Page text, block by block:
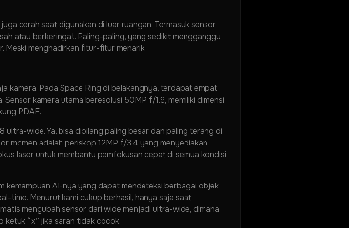
cerah saat digunakan di luar ruangan. Termasuk sensor
atau berkeringat. Paling-paling, yang sedikit mengganggu
Meski menghadirkan fitur-fitur menarik.
kamera. Pada Space Ring di belakangnya, terdapat empat
kamera utama beresolusi 50MP f/1.9, memiliki dimensi
PDAF.
wide. Ya, bisa dibilang paling besar dan paling terang di
momen adalah periskop 12MP f/3.4 yang menyediakan
laser untuk membantu pemfokusan cepat di semua kondisi
kemampuan AI-nya yang dapat mendeteksi berbagai objek
time. Menurut kami cukup berhasil, hanya saja saat
mengubah sensor dari wide menjadi ultra-wide, dimana
ketuk “x” jika saran tidak cocok.